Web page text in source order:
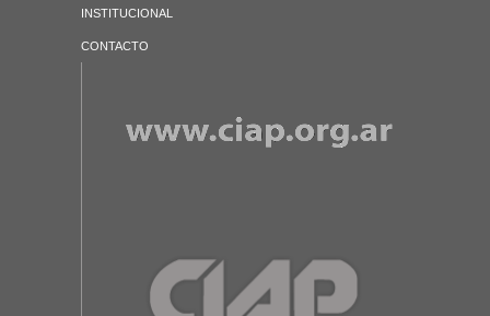
INSTITUCIONAL
CONTACTO